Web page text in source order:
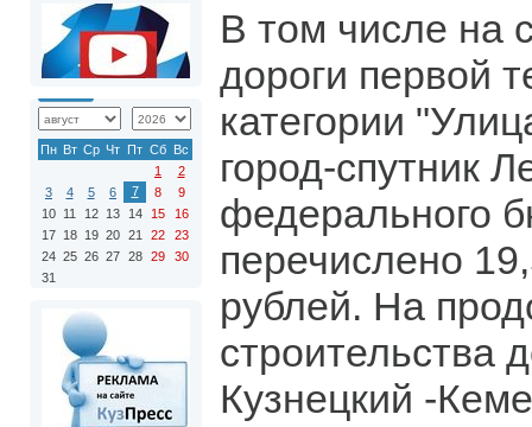
Пн Вт Ср Чт Пт Сб Вс
1
2
3
4 5 6 7 8
9
10 11 12 13 14 15
16
17 18 19 20 21 22
23
24 25 26 27 28 29
30
31
В том числе на
дороги первой
категории
город-спутник
федерального
перечислено
рублей. На
строительства
Кузнецкий -